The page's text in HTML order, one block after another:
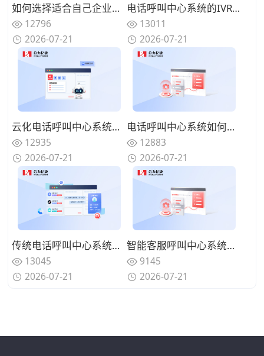
如何选择适合自己企业的电话呼叫中心系统？功能匹配与扩展性的权衡
12796
2026-07-21
电话呼叫中心系统的IVR设计有哪些技巧？告别迷宫式菜单的用户友好设计
13011
2026-07-21
云化电话呼叫中心系统有哪些优势？告别硬件束缚的灵活部署模式
12935
2026-07-21
电话呼叫中心系统如何实现来电智能分配？路由策略优化坐席资源调配
12883
2026-07-21
传统电话呼叫中心系统面临哪些挑战？数字化转型的迫切性与路径
13045
2026-07-21
智能客服呼叫中心系统如何减少人工坐席压力？过滤重复性咨询问题
9145
2026-07-21